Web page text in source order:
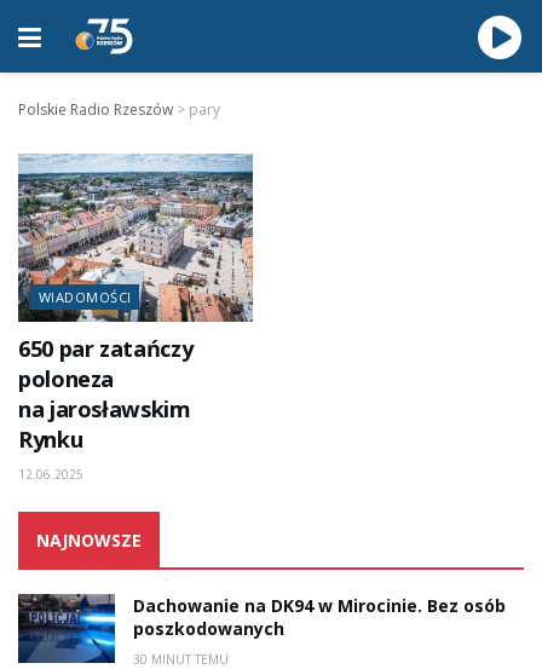
Polskie Radio Rzeszów > pary
WIADOMOŚCI
650 par zatańczy
poloneza
na jarosławskim
Rynku
12.06.2025
NAJNOWSZE
Dachowanie na DK94 w Mirocinie. Bez osób
poszkodowanych
30 MINUT TEMU